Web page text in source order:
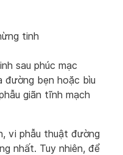
tinh
sau phúc mạc
đường bẹn hoặc bìu
giãn tĩnh mạch
vi phẫu thuật đường
nhất. Tuy nhiên, để